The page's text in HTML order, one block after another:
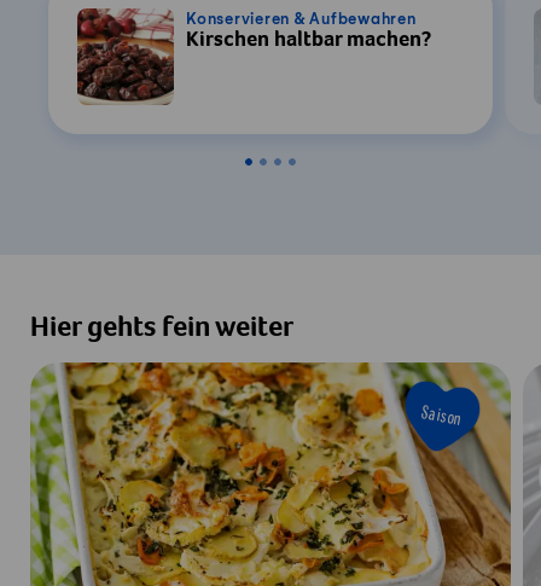
Einstellungen
Konservieren & Aufbewahren
Kirschen haltbar machen?
Hier gehts fein weiter
Saison